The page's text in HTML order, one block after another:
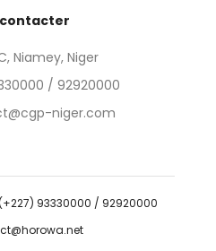
contacter
Niamey, Niger
/ 92920000
niger.com
93330000 / 92920000